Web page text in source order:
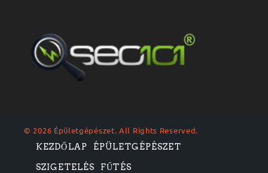
© 2026 Épületgépészet. All Rights Reserved.
KEZDŐLAP ÉPÜLETGÉPÉSZET
SZIGETELÉS FŰTÉS